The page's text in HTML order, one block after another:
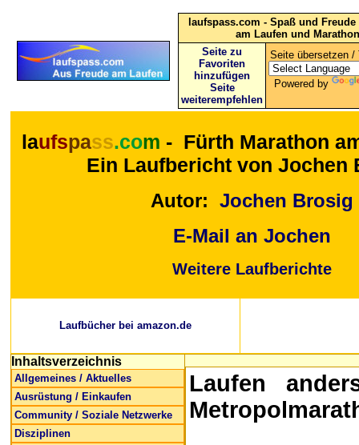
laufspass.com - Spaß und
am Laufen und Marathon
Seite zu
Favoriten
hinzufügen
Seite
weiterempfehlen
Seite übersetzen /
Powered by
laufspass.com - Fürth Marathon
Ein Laufbericht von Jochen
Autor: Jochen Brosig
E-Mail an Jochen
Weitere Laufberichte
Laufbücher bei amazon.de
Inhaltsverzeichnis
Allgemeines / Aktuelles
Ausrüstung / Einkaufen
Community / Soziale Netzwerke
Disziplinen
Laufen